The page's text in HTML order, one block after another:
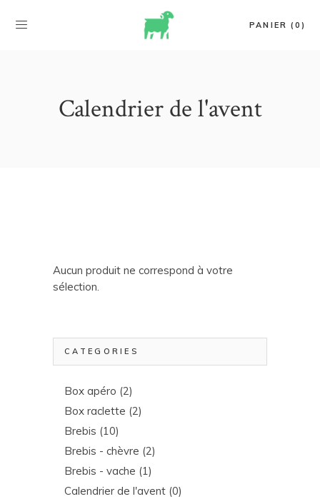
PANIER (0)
Calendrier de l'avent
Aucun produit ne correspond à votre
sélection.
CATEGORIES
Box apéro (2)
Box raclette (2)
Brebis (10)
Brebis - chèvre (2)
Brebis - vache (1)
Calendrier de l'avent (0)